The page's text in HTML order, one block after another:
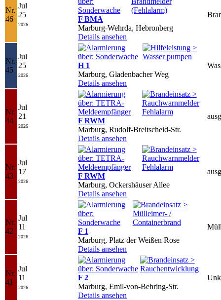
Nr.
46
Jul
25
2026
F BMA
Marburg-Wehrda, Hebronberg
Details ansehen
Nr.
45
Jul
25
2026
H 1
Marburg, Gladenbacher Weg
Details ansehen
Nr.
44
Jul
21
2026
F RWM
Marburg, Rudolf-Breitscheid-Str.
Details ansehen
Nr.
43
Jul
17
2026
F RWM
Marburg, Ockershäuser Allee
Details ansehen
Nr.
42
Jul
11
2026
F 1
Marburg, Platz der Weißen Rose
Details ansehen
Nr.
41
Jul
11
2026
F 2
Marburg, Emil-von-Behring-Str.
Details ansehen